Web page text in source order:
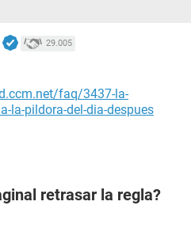
29.005
faq/3437-la-
la-pildora-del-dia-despues
retrasar la regla?